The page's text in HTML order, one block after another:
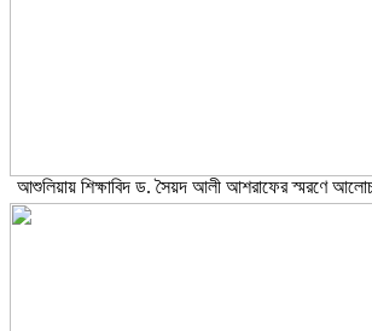
আশুলিয়ায় শিক্ষাবিদ ড. সৈয়দ আলী আশরাফের স্মরণে